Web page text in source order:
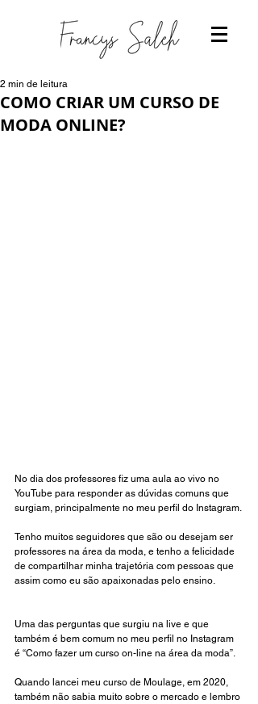
COMO CRIAR UM CURSO DE
MODA ONLINE?
2 min de leitura
No dia dos professores fiz uma aula ao vivo no
YouTube para responder as dúvidas comuns que
surgiam, principalmente no meu perfil do Instagram.
Tenho muitos seguidores que são ou desejam ser
professores na área da moda, e tenho a felicidade
de compartilhar minha trajetória com pessoas que
assim como eu são apaixonadas pelo ensino.
Uma das perguntas que surgiu na live e que
também é bem comum no meu perfil no Instagram
é “Como fazer um curso on-line na área da moda”.
Quando lancei meu curso de Moulage, em 2020,
também não sabia muito sobre o mercado e lembro